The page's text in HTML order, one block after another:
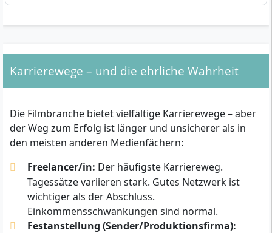
Karrierewege – und die ehrliche Wahrheit
Die Filmbranche bietet vielfältige Karrierewege – aber
der Weg zum Erfolg ist länger und unsicherer als in
den meisten anderen Medienfächern:
Freelancer/in: Der häufigste Karriereweg.
Tagessätze variieren stark. Gutes Netzwerk ist
wichtiger als der Abschluss.
Einkommensschwankungen sind normal.
Festanstellung (Sender/Produktionsfirma):